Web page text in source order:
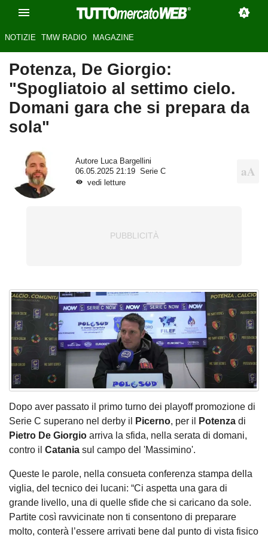
NOTIZIE TMW RADIO MAGAZINE
Potenza, De Giorgio:
"Spogliatoio al settimo cielo.
Domani gara che si prepara da
sola"
Autore Luca Bargellini
06.05.2025 21:19
Serie C
vedi letture
Dopo aver passato il primo turno dei playoff promozione di
Serie C superano nel derby il
Picerno, per il Potenza di
Pietro De Giorgio arriva la sfida, nella serata di domani,
contro il Catania sul campo del 'Massimino'.
Queste le parole, nella consueta conferenza stampa della
viglia, del tecnico dei lucani: “Ci aspetta una gara di
grande livello, una di quelle sfide che si caricano da sole.
Partite così ravvicinate non ti consentono di preparare
molto, conterà l’essere arrivati bene dal punto di vista fisico